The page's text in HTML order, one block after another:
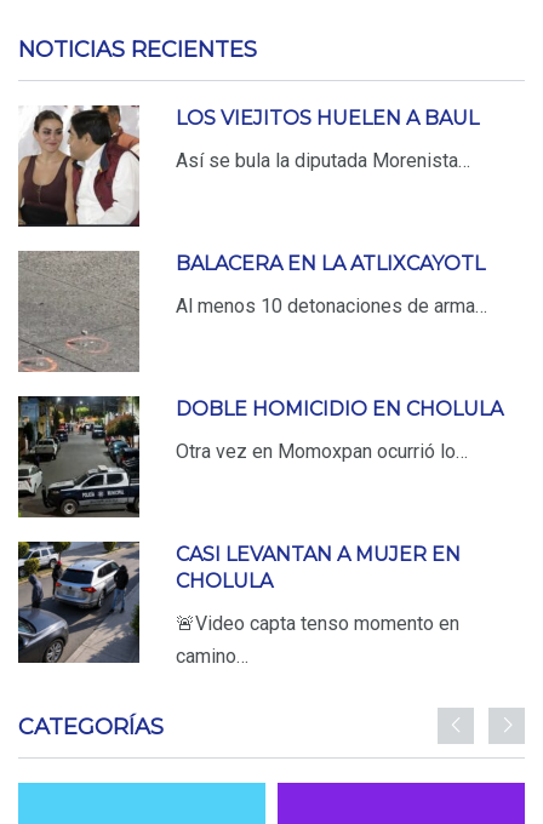
NOTICIAS RECIENTES
LOS VIEJITOS HUELEN A BAUL
Así se bula la diputada Morenista…
BALACERA EN LA ATLIXCAYOTL
Al menos 10 detonaciones de arma…
DOBLE HOMICIDIO EN CHOLULA
Otra vez en Momoxpan ocurrió lo…
CASI LEVANTAN A MUJER EN
CHOLULA
🚨Video capta tenso momento en
camino…
CATEGORÍAS